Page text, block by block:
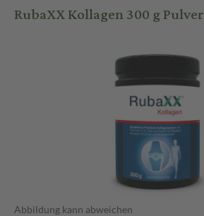
RubaXX Kollagen 300 g Pulver
Abbildung kann abweichen